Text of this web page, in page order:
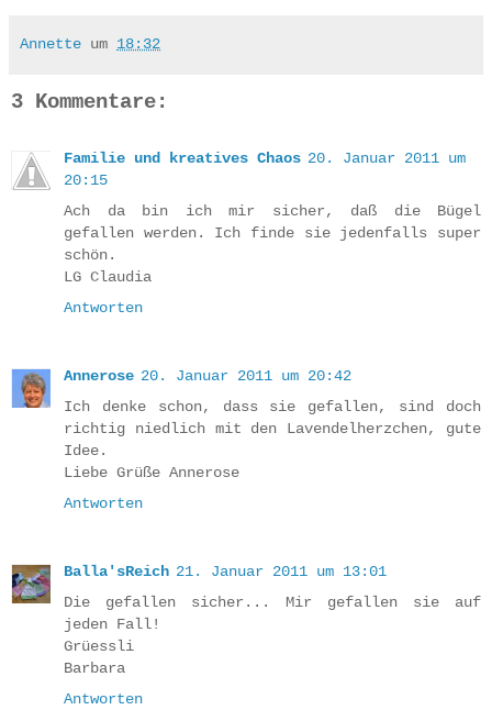
Annette um 18:32
3 Kommentare:
Familie und kreatives Chaos 20. Januar 2011 um
20:15
Ach da bin ich mir sicher, daß die Bügel
gefallen werden. Ich finde sie jedenfalls super
schön.
LG Claudia
Antworten
Annerose 20. Januar 2011 um 20:42
Ich denke schon, dass sie gefallen, sind doch
richtig niedlich mit den Lavendelherzchen, gute
Idee.
Liebe Grüße Annerose
Antworten
Balla'sReich 21. Januar 2011 um 13:01
Die gefallen sicher... Mir gefallen sie auf
jeden Fall!
Grüessli
Barbara
Antworten